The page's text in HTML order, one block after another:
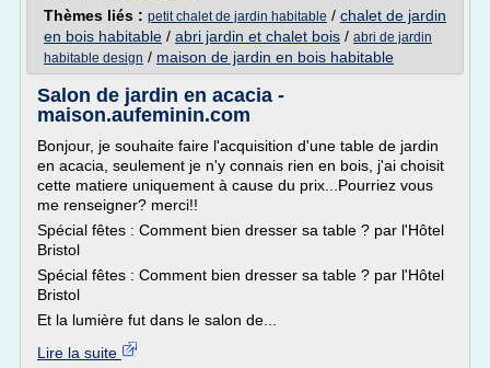
Thèmes liés : petit chalet de jardin habitable / chalet de jardin
en bois habitable / abri jardin et chalet bois / abri de jardin
habitable design / maison de jardin en bois habitable
Salon de jardin en acacia -
maison.aufeminin.com
Bonjour, je souhaite faire l'acquisition d'une table de jardin
en acacia, seulement je n'y connais rien en bois, j'ai choisit
cette matiere uniquement à cause du prix...Pourriez vous
me renseigner? merci!!
Spécial fêtes : Comment bien dresser sa table ? par l'Hôtel
Bristol
Spécial fêtes : Comment bien dresser sa table ? par l'Hôtel
Bristol
Et la lumière fut dans le salon de...
Lire la suite